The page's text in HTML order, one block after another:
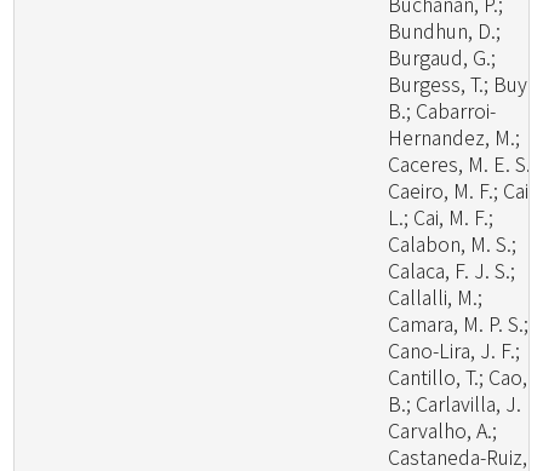
Bundhun, D.;
Burgaud, G.;
Burgess, T.;
B.; Cabarroi-
Hernandez, M.;
Caceres, M. E. S.;
Caeiro, M. F.; Cai,
L.; Cai, M. F.;
Calabon, M. S.;
Calaca, F. J. S.;
Callalli, M.;
Camara, M. P. S.;
Cano-Lira, J. F.;
Cantillo, T.; Cao,
B.; Carlavilla, J.
Carvalho, A.;
Castaneda-Ruiz,